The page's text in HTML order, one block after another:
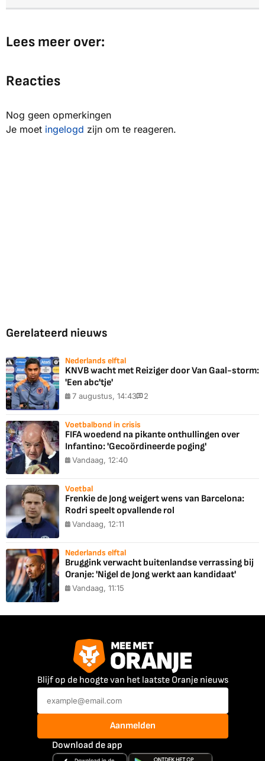
Lees meer over:
Reacties
Nog geen opmerkingen
Je moet ingelogd zijn om te reageren.
Gerelateerd nieuws
Nederlands elftal
KNVB wacht met Reiziger door Van Gaal-storm:
'Een abc'tje'
7 augustus, 14:43 2
Voetbalbond in crisis
FIFA woedend na pikante onthullingen over
Infantino: 'Gecoördineerde poging'
Vandaag, 12:40
Voetbal
Frenkie de Jong weigert wens van Barcelona:
Rodri speelt opvallende rol
Vandaag, 12:11
Nederlands elftal
Bruggink verwacht buitenlandse verrassing bij
Oranje: 'Nigel de Jong werkt aan kandidaat'
Vandaag, 11:15
Blijf op de hoogte van het laatste Oranje nieuws
Aanmelden
Download de app